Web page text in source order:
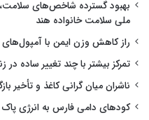
بهبود گسترده شاخص‌های سلامت،
ملی سلامت خانواده هند
راز کاهش وزن ایمن با آمپول‌های
تمرکز بیشتر با چند تغییر ساده در
ناشران میان گرانی کاغذ و تأخیر
کودهای دامی فارس به انرژی پاک